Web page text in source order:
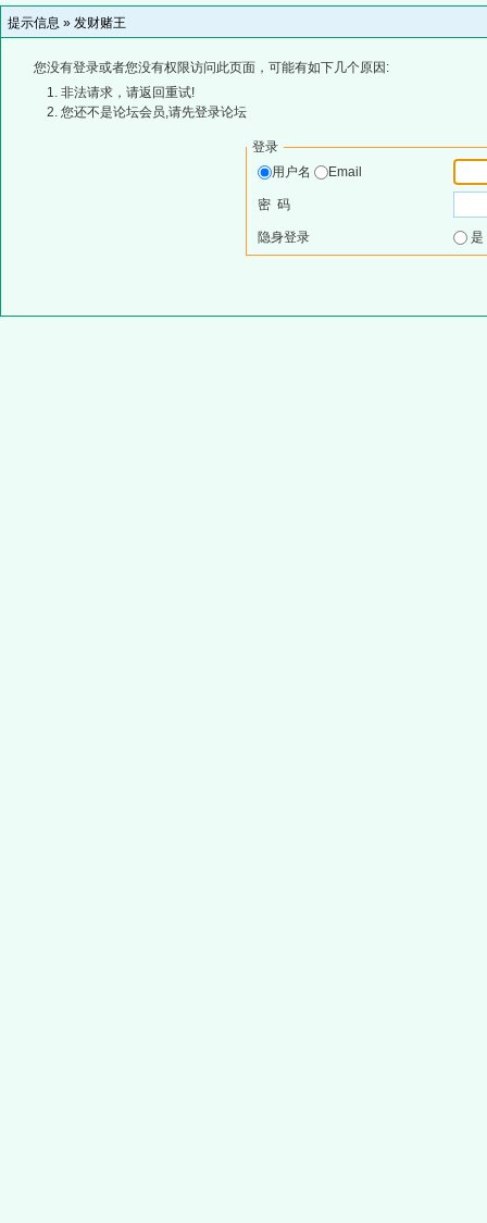
提示信息 » 发财赌王
您没有登录或者您没有权限访问此页面，可能有如下几个原因:
非法请求，请返回重试!
您还不是论坛会员,请先登录论坛
登录
用户名
Email
密 码
隐身登录